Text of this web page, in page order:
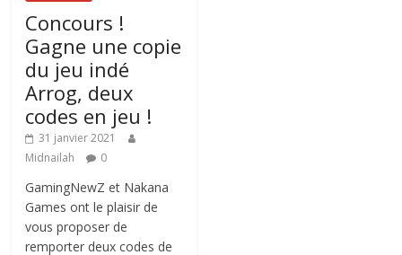
Concours !
Gagne une copie
du jeu indé
Arrog, deux
codes en jeu !
31 janvier 2021
Midnailah
0
GamingNewZ et Nakana
Games ont le plaisir de
vous proposer de
remporter deux codes de